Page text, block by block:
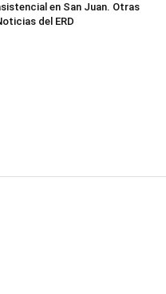
en San Juan. Otras
del ERD